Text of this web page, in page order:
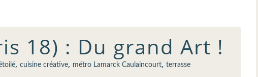
18) : Du grand Art !
, cuisine créative, métro Lamarck Caulaincourt, terrasse